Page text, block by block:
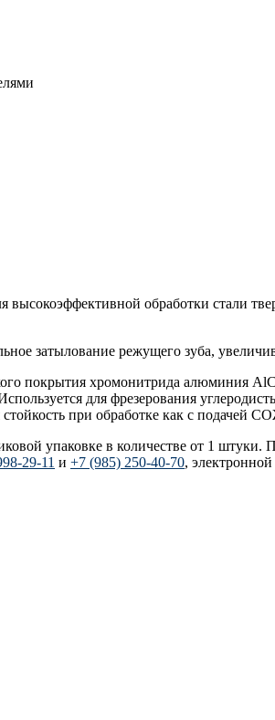
высокоэффективной обработки стали
затылование режущего зуба,
покрытия хромонитрида алюминия
для фрезерования
при обработке как с подачей
упаковке в количестве от 1
29-11 и +7 (985) 250-40-70,